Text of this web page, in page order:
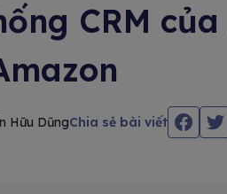
CRM
Hữu DũngChia sẻ bài viết